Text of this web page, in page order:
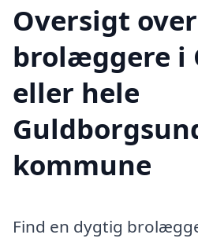
Oversigt over
brolæggere i
eller hele
kommune
Find en dygtig